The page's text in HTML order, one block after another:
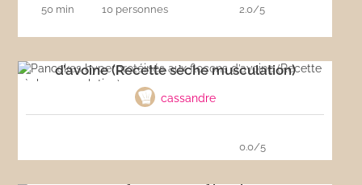
50 min 10 personnes 2.0/5
d’avoine (Recette sèche musculation)
cassandre
0.0/5